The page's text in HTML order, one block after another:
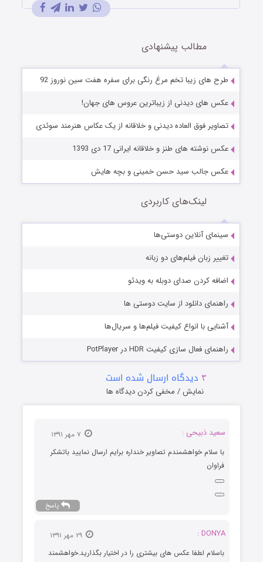
مطالب پیشنهادی
طرح های زیبا تخم مرغ رنگی برای سفره هفت سین نوروز 92
عکس های دیدنی از زیباترین عروس های جهان!
تصاویر فوق العاده دیدنی و خلاقانه از یک عکاس هنرمند سوئدی
عکس نوشته های طنز و خلاقانه ایرانی 17 دی 1393
عکس جالب سید حسن خمینی و بچه هایش
لینک‌های کاربردی
سینمای آنلاین دوستی‌ها
تغییر زبان فیلم‌های دو زبانه
اضافه کردن صدای دوبله به ویدئو
راهنمای دانلود از سایت دوستی ها
آشنایی با انواع کیفیت فیلم‌ها و سریال‌ها
راهنمای فعال سازی کیفیت HDR در PotPlayer
۳ دیدگاه ارسال شده است
نمایش / مخفی کردن دیدگاه ها
سعید ذبیحی :
با سلام خواهشمندم تصاویر خنداره برایم ارسال نمایید باتشکر
فراوان
پاسخ
DONYA :
۲۹ مهر ۱۳۹۱
باسلام لطفا عکس های بیشتری را در اختیار بگذارید.خواهشمند